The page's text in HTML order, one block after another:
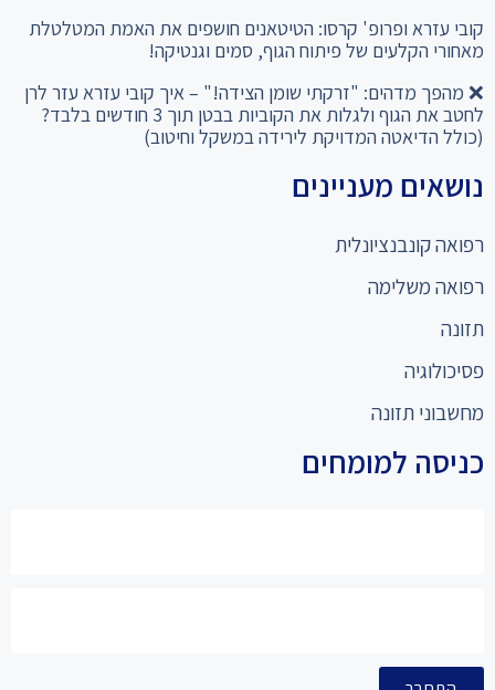
קובי עזרא ופרופ' קרסו: הטיטאנים חושפים את האמת המטלטלת
מאחורי הקלעים של פיתוח הגוף, סמים וגנטיקה!
❌ מהפך מדהים: "זרקתי שומן הצידה!" – איך קובי עזרא עזר לרן
לחטב את הגוף ולגלות את הקוביות בבטן תוך 3 חודשים בלבד?
(כולל הדיאטה המדויקת לירידה במשקל וחיטוב)
נושאים מעניינים
רפואה קונבנציונלית
רפואה משלימה
תזונה
פסיכולוגיה
מחשבוני תזונה
כניסה למומחים